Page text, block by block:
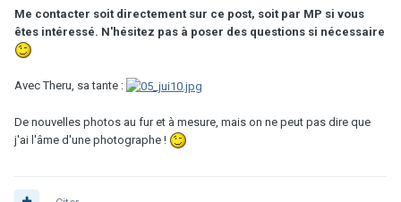
Me contacter soit directement sur ce post, soit par MP si vous
êtes intéressé. N'hésitez pas à poser des questions si nécessaire
Avec Theru, sa tante :
De nouvelles photos au fur et à mesure, mais on ne peut pas dire que
j'ai l'âme d'une photographe !